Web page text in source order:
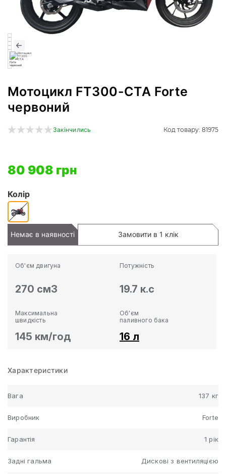
Мотоцикл FT300-CTA Forte
червоний
Закінчились Код товару: 81975
80 908 грн
Колір
Немає в наявності Замовити в 1 клік
Об'єм двигуна
270 см3
Потужність
19.7 к.с
Максимальна
швидкість
145 км/год
Об'єм
паливного бака
16 л
Характеристики
Вага 137 кг
Виробник Forte
Гарантія 1 рік
Задні гальма Дискові з вентиляцією